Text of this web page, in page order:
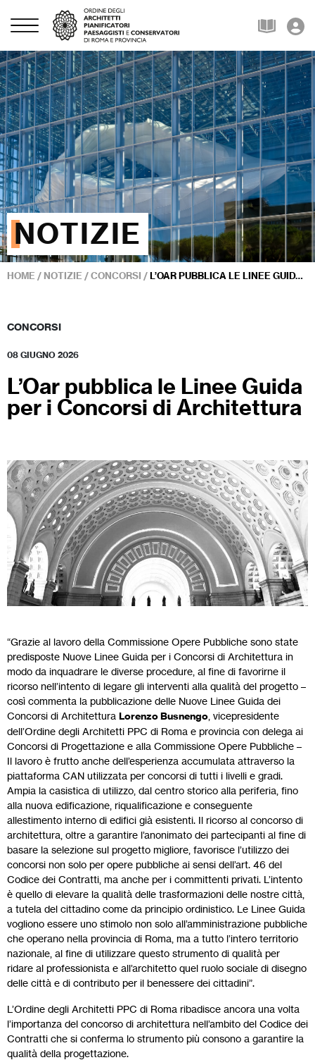
NOTIZIE
HOME / NOTIZIE /CONCORSI /L’OAR PUBBLICA LE LINEE GUIDA PER I CONCORSI DI ARCHITETTURA
CONCORSI
08 GIUGNO 2026
L’Oar pubblica le Linee Guida
per i Concorsi di Architettura
“Grazie al lavoro della Commissione Opere Pubbliche sono state
predisposte Nuove Linee Guida per i Concorsi di Architettura in
modo da inquadrare le diverse procedure, al fine di favorirne il
ricorso nell’intento di legare gli interventi alla qualità del progetto –
così commenta la pubblicazione delle Nuove Linee Guida dei
Concorsi di Architettura Lorenzo Busnengo , vicepresidente
dell’Ordine degli Architetti PPC di Roma e provincia con delega ai
Concorsi di Progettazione e alla Commissione Opere Pubbliche –
Il lavoro è frutto anche dell’esperienza accumulata attraverso la
piattaforma CAN utilizzata per concorsi di tutti i livelli e gradi.
Ampia la casistica di utilizzo, dal centro storico alla periferia, fino
alla nuova edificazione, riqualificazione e conseguente
allestimento interno di edifici già esistenti. Il ricorso al concorso di
architettura, oltre a garantire l’anonimato dei partecipanti al fine di
basare la selezione sul progetto migliore, favorisce l’utilizzo dei
concorsi non solo per opere pubbliche ai sensi dell’art. 46 del
Codice dei Contratti, ma anche per i committenti privati. L’intento
è quello di elevare la qualità delle trasformazioni delle nostre città,
a tutela del cittadino come da principio ordinistico. Le Linee Guida
vogliono essere uno stimolo non solo all’amministrazione pubbliche
che operano nella provincia di Roma, ma a tutto l’intero territorio
nazionale, al fine di utilizzare questo strumento di qualità per
ridare al professionista e all’architetto quel ruolo sociale di disegno
delle città e di contributo per il benessere dei cittadini”.
L’Ordine degli Architetti PPC di Roma ribadisce ancora una volta
l’importanza del concorso di architettura nell’ambito del Codice dei
Contratti che si conferma lo strumento più consono a garantire la
qualità della progettazione.